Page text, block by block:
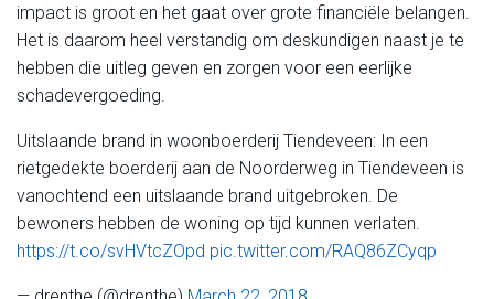
impact is groot en het gaat over grote financiële belangen.
Het is daarom heel verstandig om deskundigen naast je te
hebben die uitleg geven en zorgen voor een eerlijke
schadevergoeding.
Uitslaande brand in woonboerderij Tiendeveen: In een
rietgedekte boerderij aan de Noorderweg in Tiendeveen is
vanochtend een uitslaande brand uitgebroken. De
bewoners hebben de woning op tijd kunnen verlaten.
https://t.co/svHVtcZOpd pic.twitter.com/RAQ86ZCyqp